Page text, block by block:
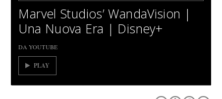
Marvel Studios’ WandaVision |
Una Nuova Era | Disney+
DA YOUTUBE
PLAY